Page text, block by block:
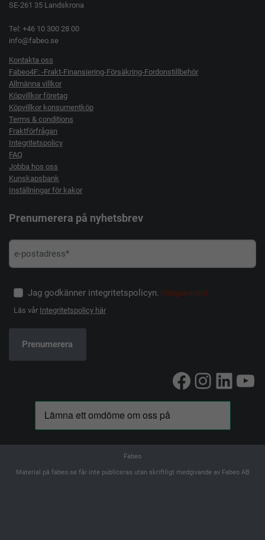
SE-261 35 Landskrona
Tel: +46 10 300 28 00
info@fabeo.se
Kontakta oss
Fabeo4F: -Frakt-Finansiering-Försäkring-Fordonstillbehör
Allmänna villkor
Köpvillkor företag
Köpvillkor konsumentköp
Terms & conditions
Fraktförfrågan
Integritetspolicy
FAQ
Jobba hos oss
Kunskapsbank
Inställningar för kakor
Prenumerera på nyhetsbrev
Jag godkänner integritetspolicyn. (Obligatoriskt)
Läs vår Integritetspolicy här
Facebook
Fabeo
Material på fabeo.se får inte publiceras utan skriftligt medgivande av Fabeo AB